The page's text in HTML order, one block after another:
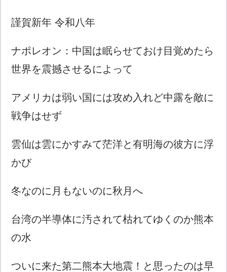
謹賀新年 令和八年
ナポレオン：中国は眠らせておけ目覚めたら
世界を震撼させるによって
アメリカは弱い国には攻め入れど中露を敵に
戦争はせず
雲仙は雲にかすみて茫洋と有明海の彼方に浮
かび
冬なのに月もないのに秋月へ
台湾の半導体に汚されて枯れてゆくのか熊本
の水
ついに来た第二熊本大地震！と思ったのは早